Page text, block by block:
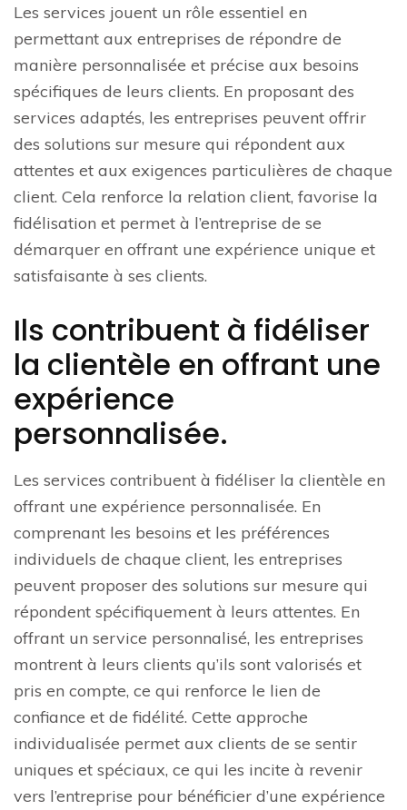
Les services jouent un rôle essentiel en
permettant aux entreprises de répondre de
manière personnalisée et précise aux besoins
spécifiques de leurs clients. En proposant des
services adaptés, les entreprises peuvent offrir
des solutions sur mesure qui répondent aux
attentes et aux exigences particulières de chaque
client. Cela renforce la relation client, favorise la
fidélisation et permet à l’entreprise de se
démarquer en offrant une expérience unique et
satisfaisante à ses clients.
Ils contribuent à fidéliser
la clientèle en offrant une
expérience
personnalisée.
Les services contribuent à fidéliser la clientèle en
offrant une expérience personnalisée. En
comprenant les besoins et les préférences
individuels de chaque client, les entreprises
peuvent proposer des solutions sur mesure qui
répondent spécifiquement à leurs attentes. En
offrant un service personnalisé, les entreprises
montrent à leurs clients qu’ils sont valorisés et
pris en compte, ce qui renforce le lien de
confiance et de fidélité. Cette approche
individualisée permet aux clients de se sentir
uniques et spéciaux, ce qui les incite à revenir
vers l’entreprise pour bénéficier d’une expérience